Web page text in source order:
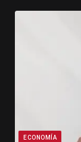
ECONOMÍA